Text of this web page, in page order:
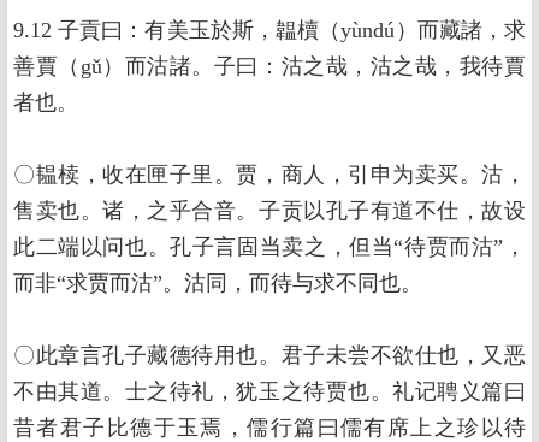
9.12 子貢曰：有美玉於斯，韞櫝（yùndú）而藏諸，求
善賈（gǔ）而沽諸。子曰：沽之哉，沽之哉，我待賈
者也。
〇韫椟，收在匣子里。贾，商人，引申为卖买。沽，
售卖也。诸，之乎合音。子贡以孔子有道不仕，故设
此二端以问也。孔子言固当卖之，但当“待贾而沽”，
而非“求贾而沽”。沽同，而待与求不同也。
〇此章言孔子藏德待用也。君子未尝不欲仕也，又恶
不由其道。士之待礼，犹玉之待贾也。礼记聘义篇曰
昔者君子比德于玉焉，儒行篇曰儒有席上之珍以待